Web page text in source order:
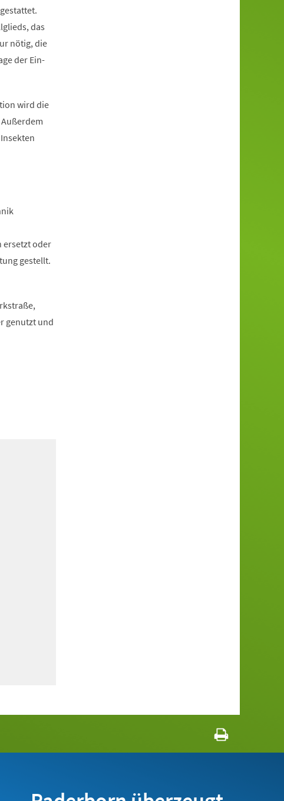
das
nötig, die
der Ein-
wird die
ersetzt oder
gestellt.
genutzt und